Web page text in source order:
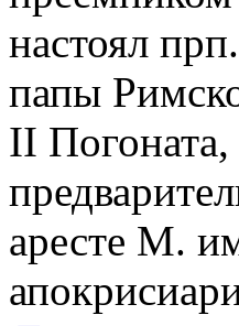
настоял
папы
II
аресте М.